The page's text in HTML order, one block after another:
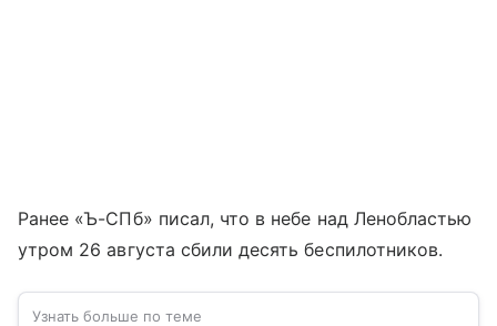
Ранее «Ъ-СПб» писал, что в небе над Ленобластью
утром 26 августа сбили десять беспилотников.
Узнать больше по теме